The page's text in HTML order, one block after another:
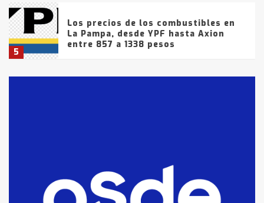
5
Los precios de los combustibles en
La Pampa, desde YPF hasta Axion
entre 857 a 1338 pesos
fueron detenidos por
comercialización de drogas en la
tarde del sábado